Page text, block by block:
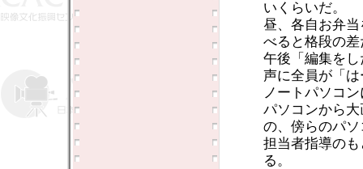
いくらいだ。
昼、各自お弁
べると格段の差
午後「編集を
声に全員が「
ノートパソコ
パソコンから
の、傍らのパ
担当者指導の
る。